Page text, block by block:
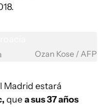
Ozan Kose / AFP
Madrid estará
quea sus 37 años